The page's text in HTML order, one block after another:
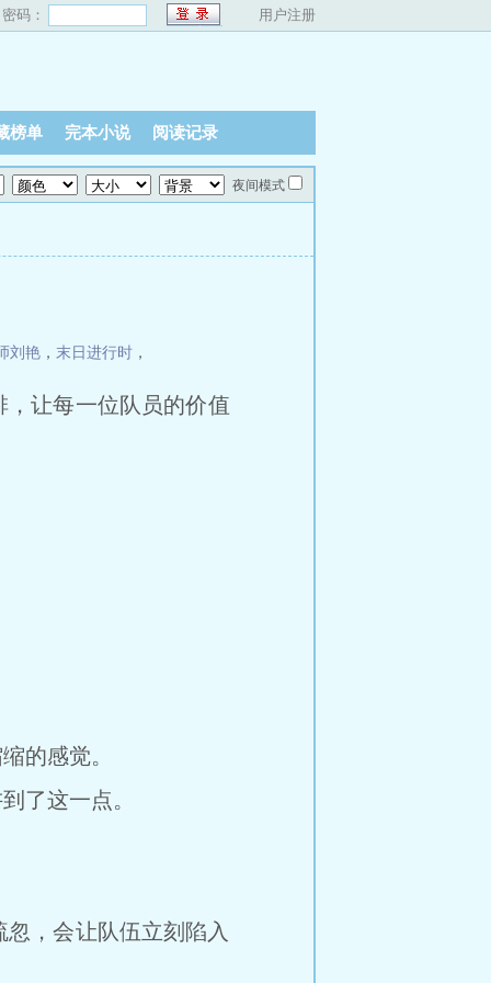
密码： 用户注册
榜单 完本小说 阅读记录
夜间模式
刘艳 ， 末日进行时 ，
让每一位队员的价值
的感觉。
了这一点。
，会让队伍立刻陷入